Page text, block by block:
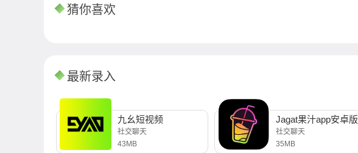
猜你喜欢
最新录入
九幺短视频
社交聊天
43MB
Jagat果汁app安卓版
社交聊天
35MB